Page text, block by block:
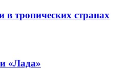
тропических странах
«Лада»